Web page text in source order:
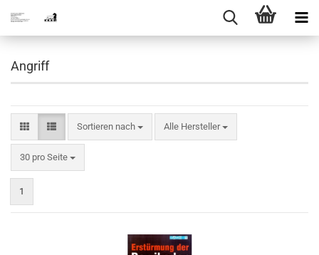
Angriff
Sortieren nach
Sortieren nach Alle Hersteller
30 pro Seite
pro Seite
1